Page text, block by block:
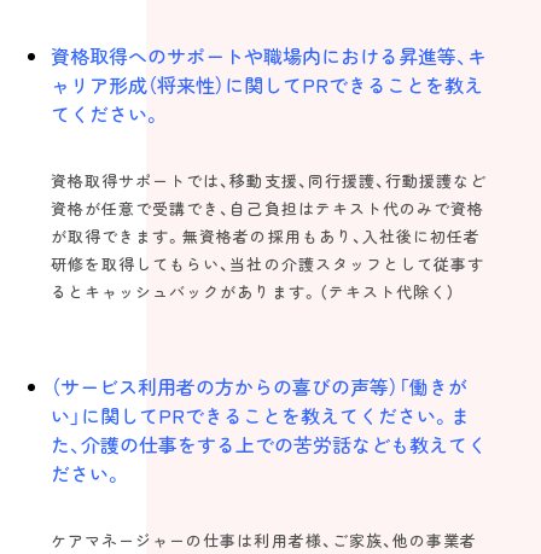
資格取得へのサポートや職場内における昇進等、キ
ャリア形成（将来性）に関してPRできることを教え
てください。
資格取得サポートでは、移動支援、同行援護、行動援護など
資格が任意で受講でき、自己負担はテキスト代のみで資格
が取得できます。無資格者の採用もあり、入社後に初任者
研修を取得してもらい、当社の介護スタッフとして従事す
るとキャッシュバックがあります。（テキスト代除く）
（サービス利用者の方からの喜びの声等）「働きが
い」に関してPRできることを教えてください。ま
た、介護の仕事をする上での苦労話なども教えてく
ださい。
ケアマネージャーの仕事は利用者様、ご家族、他の事業者